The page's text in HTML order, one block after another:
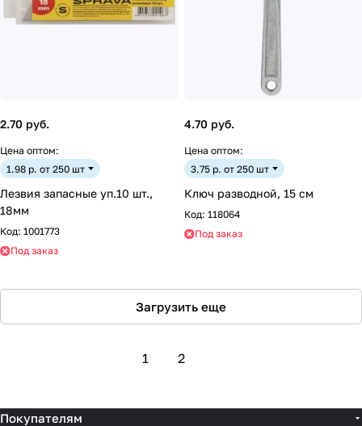
2.70 руб.
Цена оптом:
1.98 р. от 250 шт
Лезвия запасные уп.10 шт.,
18мм
Код: 1001773
Под заказ
4.70 руб.
Цена оптом:
3.75 р. от 250 шт
Ключ разводной, 15 cм
Код: 118064
Под заказ
Загрузить еще
1 2
Покупателям